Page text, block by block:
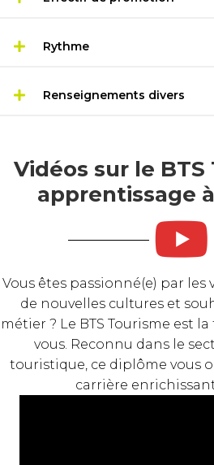
Rythme
Renseignements divers
Vidéos sur le
apprentissage
Vous êtes passionné(e) par les
de nouvelles cultures et
métier ? Le BTS Tourisme est
vous. Reconnu dans le
touristique, ce diplôme vous
carrière